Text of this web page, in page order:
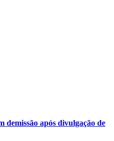
demissão após divulgação de